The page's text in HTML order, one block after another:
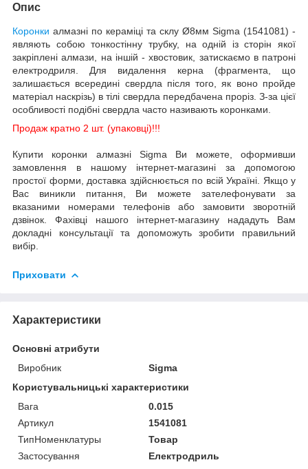
Опис
Коронки алмазні по кераміці та склу Ø8мм Sigma (1541081) -
являють собою тонкостінну трубку, на одній із сторін якої
закріплені алмази, на іншій - хвостовик, затискаємо в патроні
електродриля. Для видалення керна (фрагмента, що
залишається всередині свердла після того, як воно пройде
матеріал наскрізь) в тілі свердла передбачена проріз. З-за цієї
особливості подібні свердла часто називають коронками.
Продаж кратно 2 шт. (упаковці)!!!
Купити коронки алмазні Sigma Ви можете, оформивши
замовлення в нашому інтернет-магазині за допомогою
простої форми, доставка здійснюється по всій Україні. Якщо у
Вас виникли питання, Ви можете зателефонувати за
вказаними номерами телефонів або замовити зворотній
дзвінок. Фахівці нашого інтернет-магазину нададуть Вам
докладні консультації та допоможуть зробити правильний
вибір.
Приховати
Характеристики
Основні атрибути
Виробник
Sigma
Користувальницькі характеристики
Вага
0.015
Артикул
1541081
ТипНоменклатуры
Товар
Застосування
Електродриль